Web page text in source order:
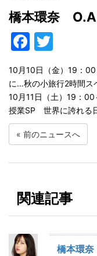
橋本環奈
10月10日（金）19：
に…秋の小旅行2時間ス
10月11日（土）19：
授業SP 世界に誇れる
« 前のニュースへ
関連記事
橋本環